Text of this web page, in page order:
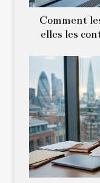
Comment
elles les